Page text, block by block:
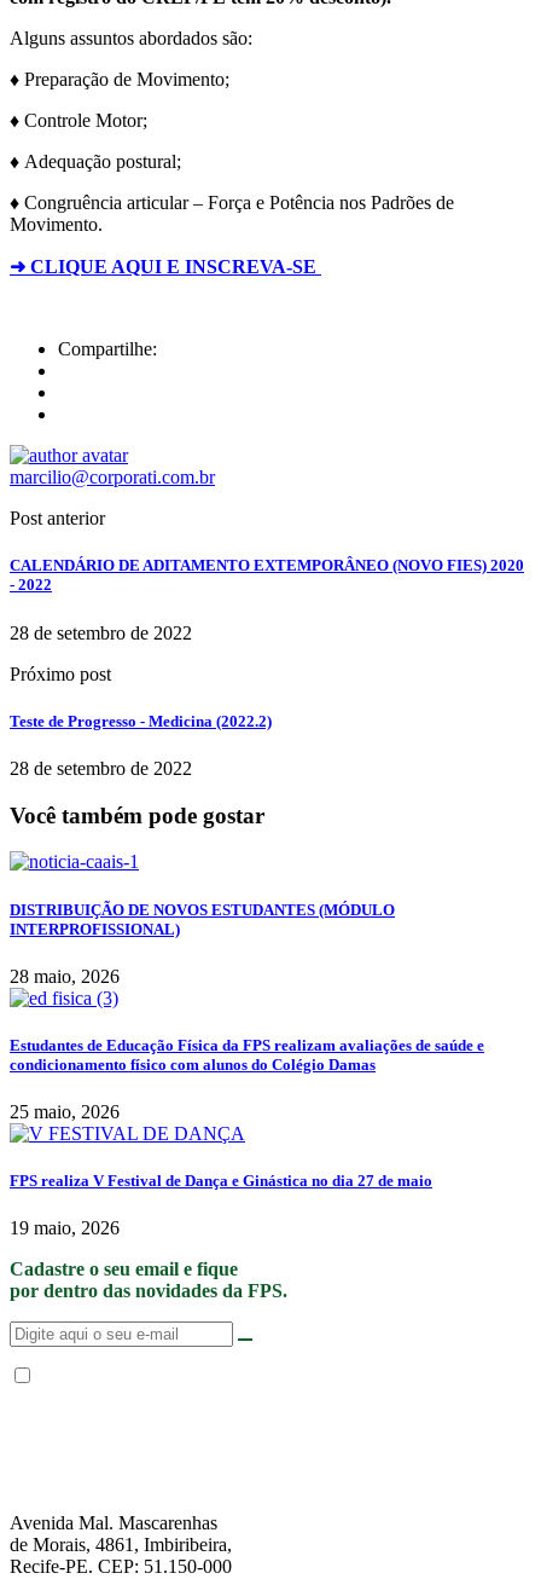
Alguns assuntos abordados são:
♦ Preparação de Movimento;
♦ Controle Motor;
♦ Adequação postural;
♦ Congruência articular – Força e Potência nos Padrões de
Movimento.
➜ CLIQUE AQUI E INSCREVA-SE
Compartilhe:
marcilio@corporati.com.br
Post anterior
CALENDÁRIO DE ADITAMENTO EXTEMPORÂNEO (NOVO FIES) 2020
- 2022
28 de setembro de 2022
Próximo post
Teste de Progresso - Medicina (2022.2)
28 de setembro de 2022
Você também pode gostar
DISTRIBUIÇÃO DE NOVOS ESTUDANTES (MÓDULO
INTERPROFISSIONAL)
28 maio, 2026
Estudantes de Educação Física da FPS realizam avaliações de saúde e
condicionamento físico com alunos do Colégio Damas
25 maio, 2026
FPS realiza V Festival de Dança e Ginástica no dia 27 de maio
19 maio, 2026
Cadastre o seu email e fique
por dentro das novidades da FPS.
Avenida Mal. Mascarenhas
de Morais, 4861, Imbiribeira,
Recife-PE. CEP: 51.150-000